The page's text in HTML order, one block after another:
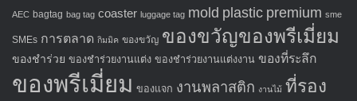
AEC bagtag bag tag coaster luggage tag mold plastic premium sme
SMEs การตลาด กิมมิค ของขวัญ ของขวัญของพรีเมี่ยม
ของชำร่วย ของชำร่วยงานแต่ง ของชำร่วยงานแต่งงาน ของที่ระลึก
ของพรีเมี่ยม ของแจก งานพลาสติก งานไม้ ที่รอง